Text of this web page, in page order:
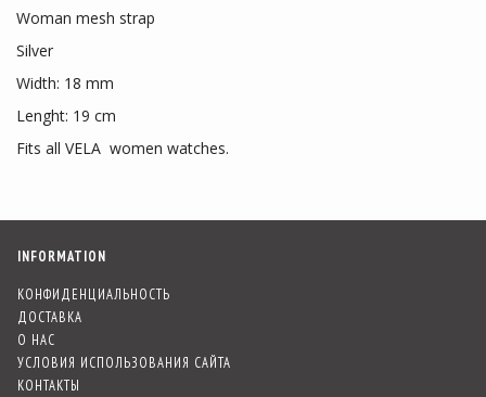
Woman mesh strap
Silver
Width: 18 mm
Lenght: 19 cm
Fits all VELA women watches.
INFORMATION
КОНФИДЕНЦИАЛЬНОСТЬ
ДОСТАВКА
О НАС
УСЛОВИЯ ИСПОЛЬЗОВАНИЯ САЙТА
КОНТАКТЫ